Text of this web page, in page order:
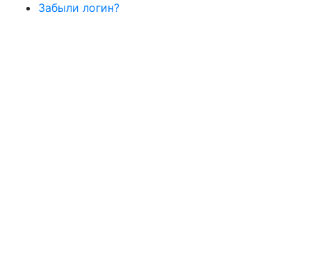
Забыли логин?